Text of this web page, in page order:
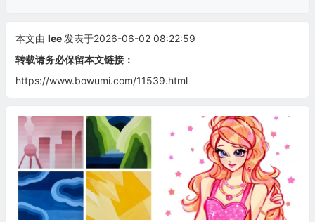
本文由 lee 发表于2026-06-02 08:22:59
转载请务必保留本文链接：
https://www.bowumi.com/11539.html